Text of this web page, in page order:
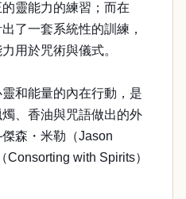
靈能力的練習；而在
了一套系統性的訓練，
用於咒術與儀式。
和能量的內在行動，是
、香油與咒語做出的外
森・米勒（Jason
Consorting with Spirits）